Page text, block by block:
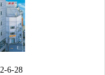
6-28